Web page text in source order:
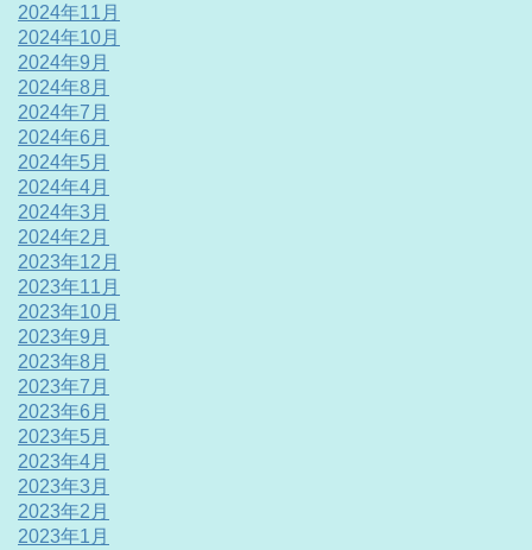
2024年11月
2024年10月
2024年9月
2024年8月
2024年7月
2024年6月
2024年5月
2024年4月
2024年3月
2024年2月
2023年12月
2023年11月
2023年10月
2023年9月
2023年8月
2023年7月
2023年6月
2023年5月
2023年4月
2023年3月
2023年2月
2023年1月